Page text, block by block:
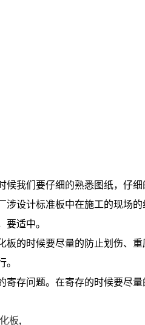
候我们要仔细的熟悉图纸，仔
涉设计标准板中在施工的现场
适中。
板的时候要尽量的防止划伤、
寄存问题。在寄存的时候要尽
板,